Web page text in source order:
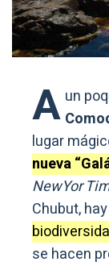
A un
lugar
nueva
NewYor
Chubut,
se hacen